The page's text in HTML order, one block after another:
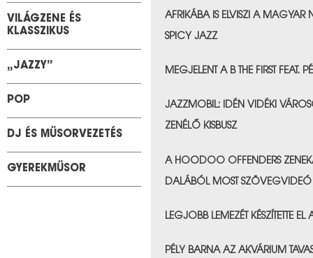
VILÁGZENE ÉS
KLASSZIKUS
„JAZZY”
POP
DJ ÉS MŰSORVEZETÉS
GYEREKMŰSOR
AFRIKÁBA IS ELVISZI A MAGYAR
SPICY JAZZ
MEGJELENT A B THE FIRST FEAT.
JAZZMOBIL: IDÉN VIDÉKI
ZENÉLŐ KISBUSZ
A HOODOO OFFENDERS
DALÁBÓL MOST SZÖVEGVIDEÓ
LEGJOBB LEMEZÉT KÉSZÍTETTE
PÉLY BARNA AZ AKVÁRIUM